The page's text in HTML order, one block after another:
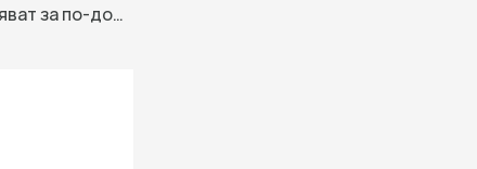
Експертите настояват за по-добро правно образование сред страните от BRI